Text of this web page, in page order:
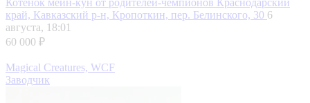
край, Кавказский р-н, Кропоткин, пер. Белинского, 30 6
августа, 18:01
60 000 ₽
Magical Creatures, WCF
Заводчик